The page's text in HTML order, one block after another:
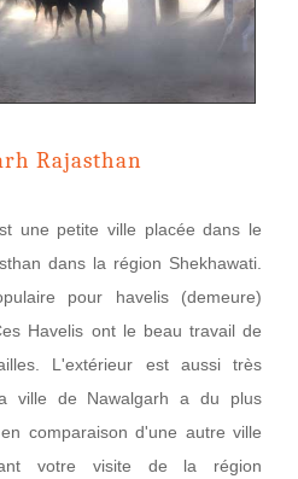
Rajasthan
une petite ville placée dans le
dans la région Shekhawati.
pour havelis (demeure)
Havelis ont le beau travail de
L'extérieur est aussi très
ville de Nawalgarh a du plus
comparaison d'une autre ville
votre visite de la région